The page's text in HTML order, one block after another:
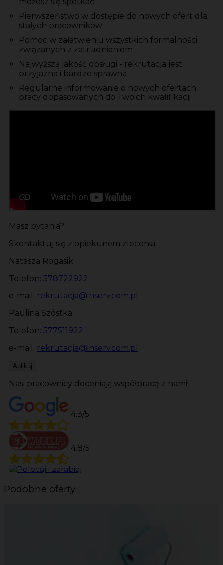
możesz się spotkać
Pierwszeństwo w dostępie do nowych ofert dla
stałych pracowników
Pomoc w załatwieniu wszystkich formalności
związanych z zatrudnieniem
Najwyższą jakość obsługi - rekrutacja jest
przyjazna i bardzo sprawna
Regularne informowanie o nowych ofertach
pracy dopasowanych do Twoich kwalifikacji
Masz pytania?
Skontaktuj się z opiekunem zlecenia
Natasza Rogasik
Telefon: 578722922
e-mail: rekrutacja@inserv.com.pl
Paulina Szóstka
Telefon: 577511922
e-mail: rekrutacja@inserv.com.pl
Aplikuj
Nasi pracownicy doceniają współpracę z nami!
4.3/5
4.8/5
Podobne oferty